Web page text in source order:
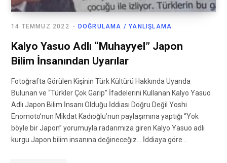
DOĞRULAMA / YANLIŞLAMA
14 TEMMUZ 2022
Kalyo Yasuo Adlı “Muhayyel” Japon
Bilim İnsanından Uyarılar
Fotoğrafta Görülen Kişinin Türk Kültürü Hakkında Uyarıda
Bulunan ve “Türkler Çok Garip” İfadelerini Kullanan Kalyo Yasuo
Adlı Japon Bilim İnsanı Olduğu İddiası Doğru Değil Yoshi
Enomoto’nun Mikdat Kadıoğlu’nun paylaşımına yaptığı “Yok
böyle bir Japon” yorumuyla radarımıza giren Kalyo Yasuo adlı
kurgu Japon bilim insanına değineceğiz… İddiaya göre…